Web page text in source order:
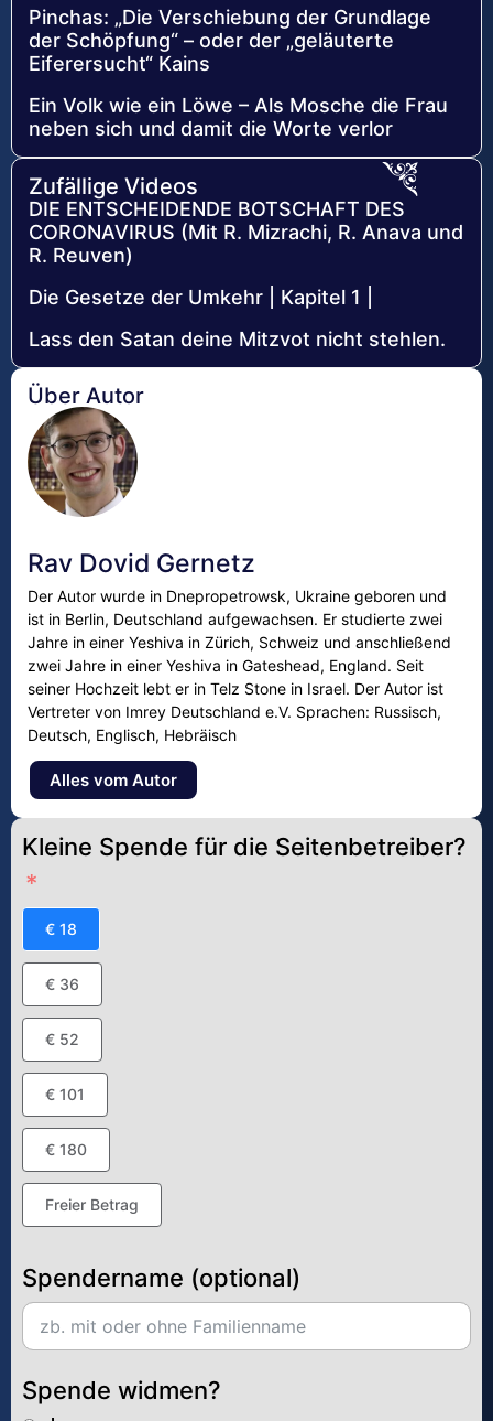
Pinchas: „Die Verschiebung der Grundlage
der Schöpfung“ – oder der „geläuterte
Eiferersucht“ Kains
Ein Volk wie ein Löwe – Als Mosche die Frau
neben sich und damit die Worte verlor
Zufällige Videos
DIE ENTSCHEIDENDE BOTSCHAFT DES
CORONAVIRUS (Mit R. Mizrachi, R. Anava und
R. Reuven)
Die Gesetze der Umkehr | Kapitel 1 |
Lass den Satan deine Mitzvot nicht stehlen.
Über Autor
Rav Dovid Gernetz
Der Autor wurde in Dnepropetrowsk, Ukraine geboren und
ist in Berlin, Deutschland aufgewachsen. Er studierte zwei
Jahre in einer Yeshiva in Zürich, Schweiz und anschließend
zwei Jahre in einer Yeshiva in Gateshead, England. Seit
seiner Hochzeit lebt er in Telz Stone in Israel. Der Autor ist
Vertreter von Imrey Deutschland e.V. Sprachen: Russisch,
Deutsch, Englisch, Hebräisch
Alles vom Autor
Kleine Spende für die Seitenbetreiber?
€ 18
€ 36
€ 52
€ 101
€ 180
Freier Betrag
Spendername (optional)
Spende widmen?